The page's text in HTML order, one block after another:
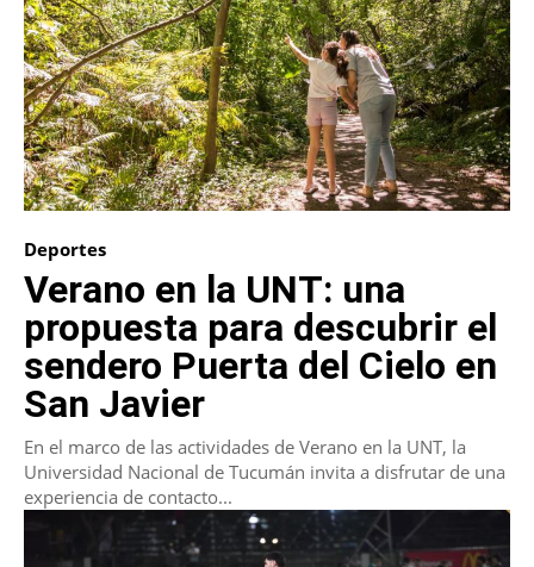
Deportes
Verano en la UNT: una
propuesta para descubrir el
sendero Puerta del Cielo en
San Javier
En el marco de las actividades de Verano en la UNT, la
Universidad Nacional de Tucumán invita a disfrutar de una
experiencia de contacto...